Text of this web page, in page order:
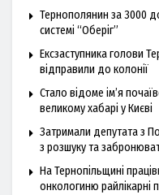
Тернополянин за 3000
системі “Оберіг”
Ексзаступника голови
відправили до колонії
Стало відоме ім’я
великому хабарі у Києві
Затримали депутата з
з розшуку та
На Тернопільщині
онкологиню райлікарні